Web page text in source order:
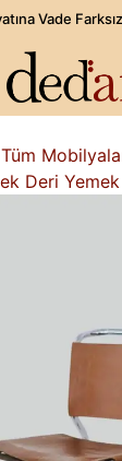
Vade
Tüm
Deri